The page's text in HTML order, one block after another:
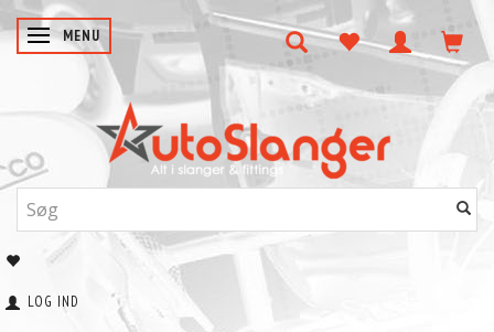
SKIFTE NAVIGATION
MENU
LOG IND